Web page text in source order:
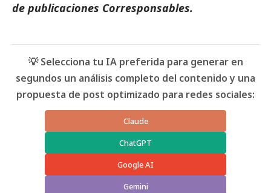
de publicaciones Corresponsables.
💡 Selecciona tu IA preferida para generar en
segundos un análisis completo del contenido y una
propuesta de post optimizado para redes sociales:
Claude
ChatGPT
Google AI
Gemini